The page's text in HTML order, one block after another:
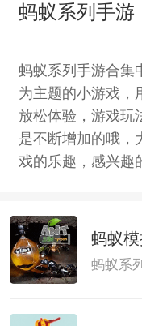
蚂蚁系列手游
蚂蚁系列手游合集
为主题的小游戏，
放松体验，游戏玩
是不断增加的哦，
戏的乐趣，感兴趣
蚂蚁
蚂蚁系